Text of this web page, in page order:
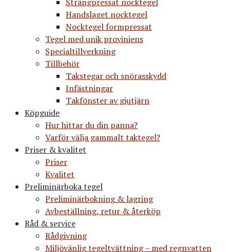
Handslaget nocktegel
Nocktegel formpressat
Tegel med unik proviniens
Specialtillverkning
Tillbehör
Takstegar och snörasskydd
Infästningar
Takfönster av gjutjärn
Köpguide
Hur hittar du din panna?
Varför välja gammalt taktegel?
Priser & kvalitet
Priser
Kvalitet
Preliminärboka tegel
Preliminärbokning & lagring
Avbeställning, retur & återköp
Råd & service
Rådgivning
Miljövänlig tegeltvättning – med regnvatten